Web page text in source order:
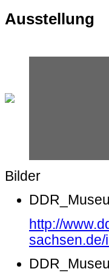
Ausstellung
Bilder
http://